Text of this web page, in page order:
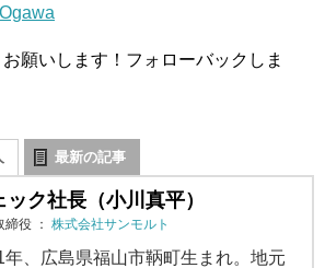
お願いします！フォローバックしま
最新の記事
ック社長（小川真平）
締役 ： 株式会社サンモルト
年、広島県福山市鞆町生まれ。地元